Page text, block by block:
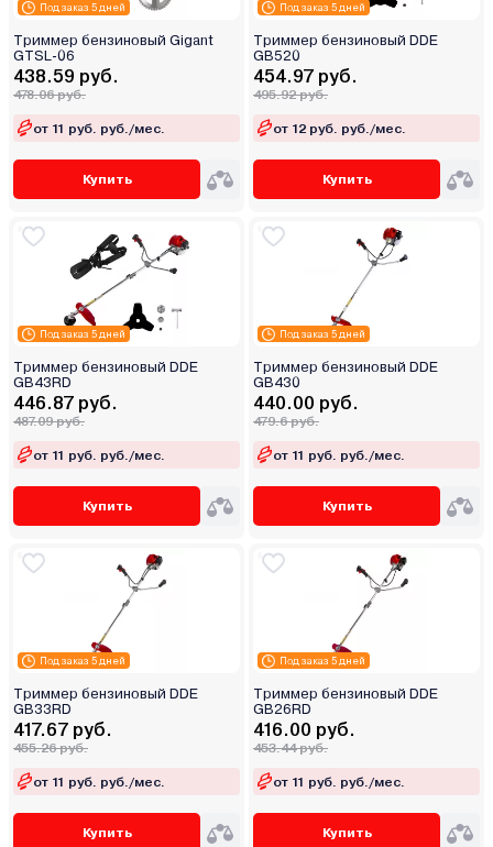
Под заказ 5 дней
Триммер бензиновый Gigant
GTSL-06
438.59 руб.
478.06 руб.
от 11 руб. руб./мес.
Купить
Под заказ 5 дней
Триммер бензиновый DDE
GB520
454.97 руб.
495.92 руб.
от 12 руб. руб./мес.
Купить
Под заказ 5 дней
Триммер бензиновый DDE
GB43RD
446.87 руб.
487.09 руб.
от 11 руб. руб./мес.
Купить
Под заказ 5 дней
Триммер бензиновый DDE
GB430
440.00 руб.
479.6 руб.
от 11 руб. руб./мес.
Купить
Под заказ 5 дней
Триммер бензиновый DDE
GB33RD
417.67 руб.
455.26 руб.
от 11 руб. руб./мес.
Купить
Под заказ 5 дней
Триммер бензиновый DDE
GB26RD
416.00 руб.
453.44 руб.
от 11 руб. руб./мес.
Купить